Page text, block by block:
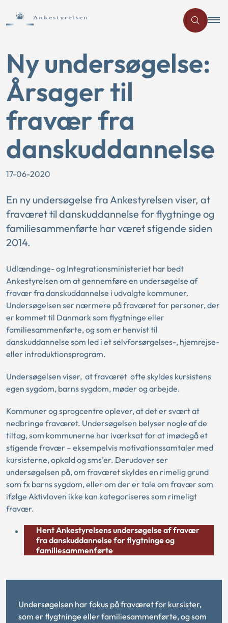
Ny undersøgelse:
Årsager til
fravær fra
danskuddannelse
17-06-2020
En ny undersøgelse fra Ankestyrelsen viser, at
fraværet til danskuddannelse for flygtninge og
familiesammenførte har været stigende siden
2014.
Udlændinge- og Integrationsministeriet har bedt
Ankestyrelsen om at gennemføre en undersøgelse af
fravær fra danskuddannelse i udvalgte kommuner.
Undersøgelsen ser nærmere på fraværet for personer, der
er kommet til Danmark som flygtninge eller
familiesammenførte, og som er henvist til
danskuddannelse som led i et selvforsørgelses-, hjemrejse-
eller introduktionsprogram.
Undersøgelsen viser, at fraværet ofte skyldes kursistens
egen sygdom, barns sygdom, møder og arbejde.
Kommuner og sprogcentre oplever, at det er svært at
nedbringe fraværet. Undersøgelsen belyser nogle af de
tiltag, som kommunerne har iværksat for at imødegå et
stigende fravær – eksempelvis motivationssamtaler med
kursisterne, opkald og sms’er. Derudover ser
undersøgelsen på, om fraværet skyldes en rimelig grund
som fx barns sygdom, eller om der er tale om fravær som
ifølge Aktivloven ikke kan kategoriseres som rimeligt
fravær.
Hent Ankestyrelsens undersøgelse af fravær
fra danskuddannelse for flygtninge og
familiesammenførte
Undersøgelsen har fokus på fraværet for kursister,
som er flygtninge eller familiesammenførte, og som